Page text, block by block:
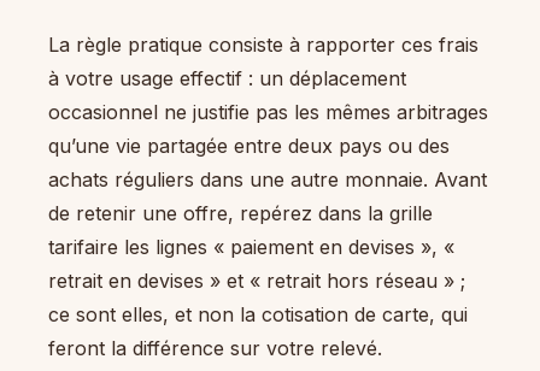
La règle pratique consiste à rapporter ces frais
à votre usage effectif : un déplacement
occasionnel ne justifie pas les mêmes arbitrages
qu’une vie partagée entre deux pays ou des
achats réguliers dans une autre monnaie. Avant
de retenir une offre, repérez dans la grille
tarifaire les lignes « paiement en devises », «
retrait en devises » et « retrait hors réseau » ;
ce sont elles, et non la cotisation de carte, qui
feront la différence sur votre relevé.